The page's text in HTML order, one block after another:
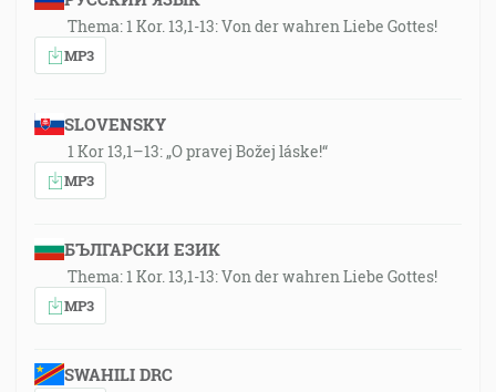
Thema: 1 Kor. 13,1-13: Von der wahren Liebe Gottes!
MP3
SLOVENSKY
1 Kor 13,1–13: „O pravej Božej láske!“
MP3
БЪЛГАРСКИ ЕЗИК
Thema: 1 Kor. 13,1-13: Von der wahren Liebe Gottes!
MP3
SWAHILI DRC